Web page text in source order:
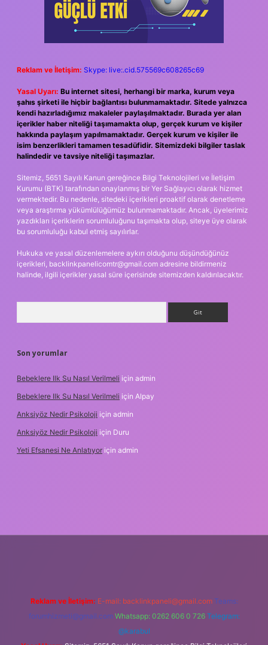
Reklam ve İletişim: Skype: live:.cid.575569c608265c69
Yasal Uyarı: Bu internet sitesi, herhangi bir marka, kurum veya
şahıs şirketi ile hiçbir bağlantısı bulunmamaktadır. Sitede yalnızca
kendi hazırladığımız makaleler paylaşılmaktadır. Burada yer alan
içerikler haber niteliği taşımamakta olup, gerçek kurum ve kişiler
hakkında paylaşım yapılmamaktadır. Gerçek kurum ve kişiler ile
isim benzerlikleri tamamen tesadüfidir. Sitemizdeki bilgiler taslak
halindedir ve tavsiye niteliği taşımazlar.
Sitemiz, 5651 Sayılı Kanun gereğince Bilgi Teknolojileri ve İletişim
Kurumu (BTK) tarafından onaylanmış bir Yer Sağlayıcı olarak hizmet
vermektedir. Bu nedenle, sitedeki içerikleri proaktif olarak denetleme
veya araştırma yükümlülüğümüz bulunmamaktadır. Ancak, üyelerimiz
yazdıkları içeriklerin sorumluluğunu taşımakta olup, siteye üye olarak
bu sorumluluğu kabul etmiş sayılırlar.
Hukuka ve yasal düzenlemelere aykırı olduğunu düşündüğünüz
içerikleri, backlinkpanelicomtr@gmail.com adresine bildirmeniz
halinde, ilgili içerikler yasal süre içerisinde sitemizden kaldırılacaktır.
Son yorumlar
Bebeklere Ilk Su Nasıl Verilmeli için admin
Bebeklere Ilk Su Nasıl Verilmeli için Alpay
Anksiyöz Nedir Psikoloji için admin
Anksiyöz Nedir Psikoloji için Duru
Yeti Efsanesi Ne Anlatıyor için admin
Reklam ve İletişim: E-mail: backlinkpaneli@gmail.com Teams:
forumhizmeti@gmail.com Whatsapp: 0262 606 0 726 Telegram:
@karabul